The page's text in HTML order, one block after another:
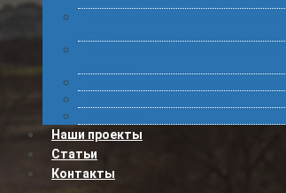
Наши проекты
Статьи
Контакты